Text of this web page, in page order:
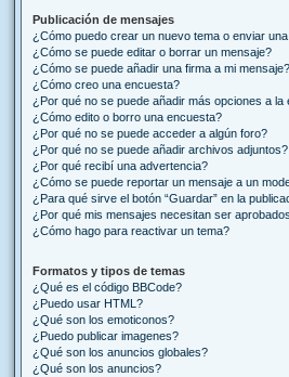
Publicación de mensajes
¿Cómo puedo crear un nuevo tema o enviar
¿Cómo se puede editar o borrar un mensaje?
¿Cómo se puede añadir una firma a mi mensaje?
¿Cómo creo una encuesta?
¿Por qué no se puede añadir más opciones a la
¿Cómo edito o borro una encuesta?
¿Por qué no se puede acceder a algún foro?
¿Por qué no se puede añadir archivos adjuntos?
¿Por qué recibí una advertencia?
¿Cómo se puede reportar un mensaje a un
¿Para qué sirve el botón “Guardar” en la
¿Por qué mis mensajes necesitan ser
¿Cómo hago para reactivar un tema?
Formatos y tipos de temas
¿Qué es el código BBCode?
¿Puedo usar HTML?
¿Qué son los emoticonos?
¿Puedo publicar imagenes?
¿Qué son los anuncios globales?
¿Qué son los anuncios?